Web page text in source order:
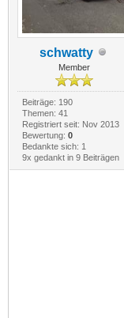
schwatty
Member
Beiträge: 190
Themen: 41
Registriert seit: Nov 2013
Bewertung: 0
Bedankte sich: 1
9x gedankt in 9 Beiträgen